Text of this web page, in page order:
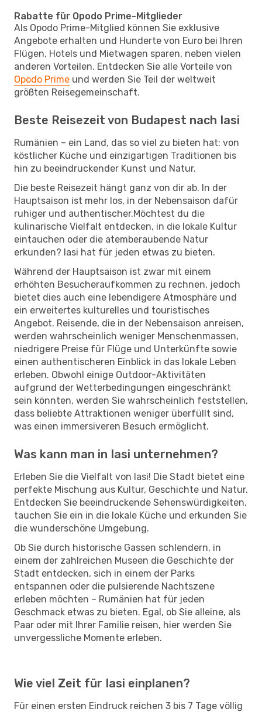
Rabatte für Opodo Prime-Mitglieder
Als Opodo Prime-Mitglied können Sie exklusive
Angebote erhalten und Hunderte von Euro bei Ihren
Flügen, Hotels und Mietwagen sparen, neben vielen
anderen Vorteilen. Entdecken Sie alle Vorteile von
Opodo Prime und werden Sie Teil der weltweit
größten Reisegemeinschaft.
Beste Reisezeit von Budapest nach Iasi
Rumänien – ein Land, das so viel zu bieten hat: von
köstlicher Küche und einzigartigen Traditionen bis
hin zu beeindruckender Kunst und Natur.
Die beste Reisezeit hängt ganz von dir ab. In der
Hauptsaison ist mehr los, in der Nebensaison dafür
ruhiger und authentischer.Möchtest du die
kulinarische Vielfalt entdecken, in die lokale Kultur
eintauchen oder die atemberaubende Natur
erkunden? Iasi hat für jeden etwas zu bieten.
Während der Hauptsaison ist zwar mit einem
erhöhten Besucheraufkommen zu rechnen, jedoch
bietet dies auch eine lebendigere Atmosphäre und
ein erweitertes kulturelles und touristisches
Angebot. Reisende, die in der Nebensaison anreisen,
werden wahrscheinlich weniger Menschenmassen,
niedrigere Preise für Flüge und Unterkünfte sowie
einen authentischeren Einblick in das lokale Leben
erleben. Obwohl einige Outdoor-Aktivitäten
aufgrund der Wetterbedingungen eingeschränkt
sein könnten, werden Sie wahrscheinlich feststellen,
dass beliebte Attraktionen weniger überfüllt sind,
was einen immersiveren Besuch ermöglicht.
Was kann man in Iasi unternehmen?
Erleben Sie die Vielfalt von Iasi! Die Stadt bietet eine
perfekte Mischung aus Kultur, Geschichte und Natur.
Entdecken Sie beeindruckende Sehenswürdigkeiten,
tauchen Sie ein in die lokale Küche und erkunden Sie
die wunderschöne Umgebung.
Ob Sie durch historische Gassen schlendern, in
einem der zahlreichen Museen die Geschichte der
Stadt entdecken, sich in einem der Parks
entspannen oder die pulsierende Nachtszene
erleben möchten – Rumänien hat für jeden
Geschmack etwas zu bieten. Egal, ob Sie alleine, als
Paar oder mit Ihrer Familie reisen, hier werden Sie
unvergessliche Momente erleben.
Wie viel Zeit für Iasi einplanen?
Für einen ersten Eindruck reichen 3 bis 7 Tage völlig